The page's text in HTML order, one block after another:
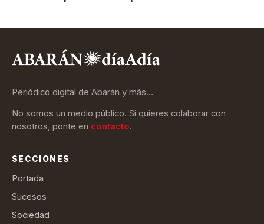
Periódico digital de Abarán y más…
No somos un medio público. Si quieres colaborar con
nosotros, ponte en contacto.
SECCIONES
Portada
Sucesos
Sociedad